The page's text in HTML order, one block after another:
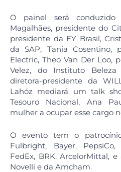
O painel será conduzido
Magalhães, presidente do
presidente da EY Brasil,
da SAP, Tania Cosentino,
Electric, Theo Van Der Loo,
Velez, do Instituto
diretora-presidente da
Lahóz mediará um talk
Tesouro Nacional, Ana
mulher a ocupar esse cargo
O evento tem o
Fulbright, Bayer,
FedEx, BRK, ArcelorMittal,
Novelli e da Amcham.